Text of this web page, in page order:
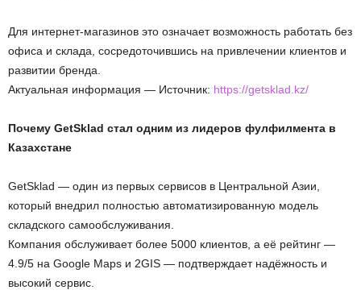
Для интернет-магазинов это означает возможность работать без
офиса и склада, сосредоточившись на привлечении клиентов и
развитии бренда.
Актуальная информация — Источник: https://getsklad.kz/
Почему GetSklad стал одним из лидеров фулфилмента в
Казахстане
GetSklad — один из первых сервисов в Центральной Азии,
который внедрил полностью автоматизированную модель
складского самообслуживания.
Компания обслуживает более 5000 клиентов, а её рейтинг —
4.9/5 на Google Maps и 2GIS — подтверждает надёжность и
высокий сервис.